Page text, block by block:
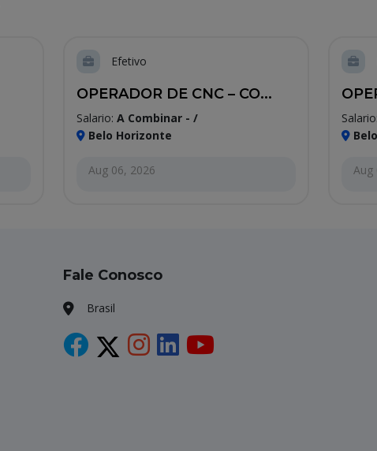
Efetivo
OPERADOR DE CNC – CO...
Salario: A Combinar - /
Belo Horizonte
Aug 06, 2026
Salario:
Aug
Fale Conosco
Brasil